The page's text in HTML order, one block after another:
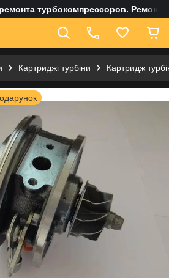
турбокомпрессоров. Ремонт
Картриджі турбіни Картридж